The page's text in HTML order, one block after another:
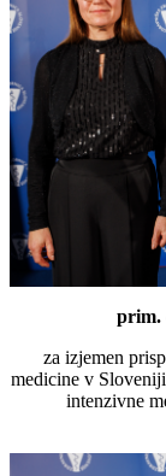
prim.
za izjemen
medicine v
intenzivne